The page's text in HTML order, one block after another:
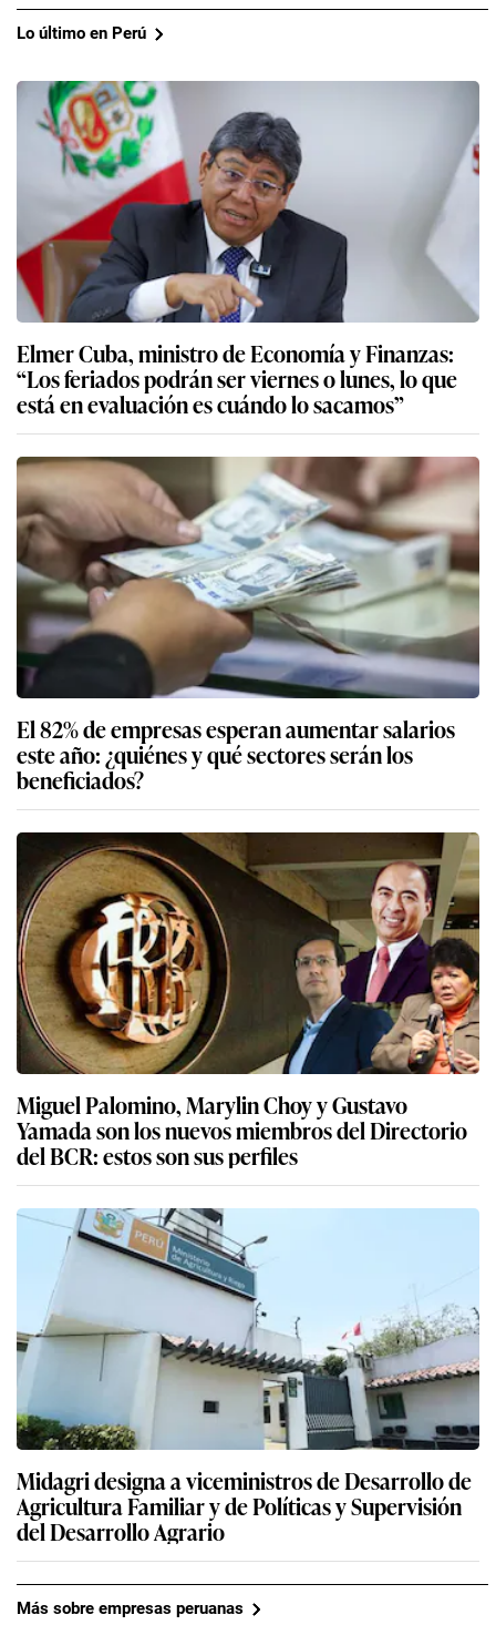
Lo último en Perú
Elmer Cuba, ministro de Economía y Finanzas:
“Los feriados podrán ser viernes o lunes, lo que
está en evaluación es cuándo lo sacamos”
El 82% de empresas esperan aumentar salarios
este año: ¿quiénes y qué sectores serán los
beneficiados?
Miguel Palomino, Marylin Choy y Gustavo
Yamada son los nuevos miembros del Directorio
del BCR: estos son sus perfiles
Midagri designa a viceministros de Desarrollo de
Agricultura Familiar y de Políticas y Supervisión
del Desarrollo Agrario
Más sobre empresas peruanas